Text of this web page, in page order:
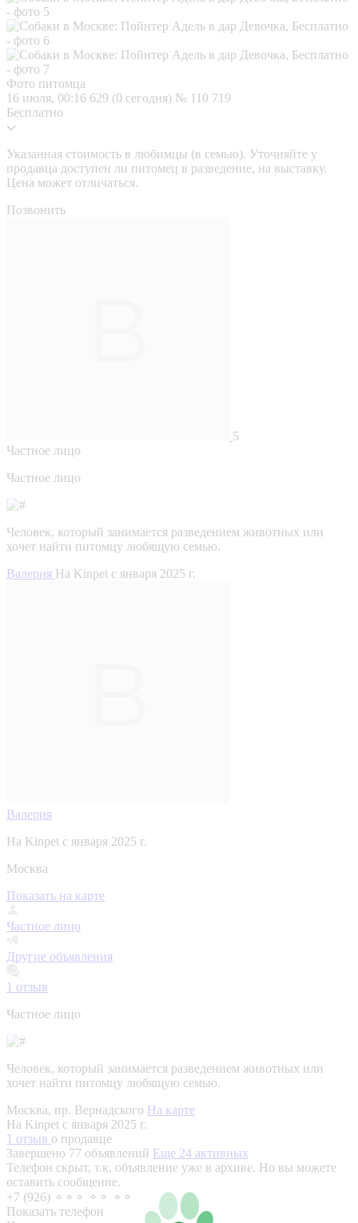
Фото питомца
16 июля, 00:16 629 (0 сегодня) № 110 719
Бесплатно
Указанная стоимость в любимцы (в семью). Уточняйте у
продавца доступен ли питомец в разведение, на выставку.
Цена может отличаться.
Позвонить
5
Частное лицо
Частное лицо
Человек, который занимается разведением животных или
хочет найти питомцу любящую семью.
Валерия На Kinpet c января 2025 г.
Валерия
На Kinpet c января 2025 г.
Москва
Показать на карте
Частное лицо
Другие объявления
1 отзыв
Частное лицо
Человек, который занимается разведением животных или
хочет найти питомцу любящую семью.
Москва, пр. Вернадского На карте
На Kinpet c января 2025 г.
1 отзыв о продавце
Завершено 77 объявлений Еще 24 активных
Телефон скрыт, т.к. объявление уже в архиве. Но вы можете
оставить сообщение.
+7 (926) ⚬⚬⚬ ⚬⚬ ⚬⚬
Показать телефон